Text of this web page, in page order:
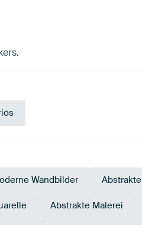
Wandbilder
Abstrakte Malerei